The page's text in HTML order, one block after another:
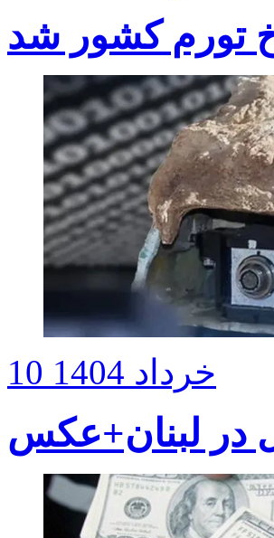
تورم کشور شد
10 خرداد 1404
در لبنان+عکس